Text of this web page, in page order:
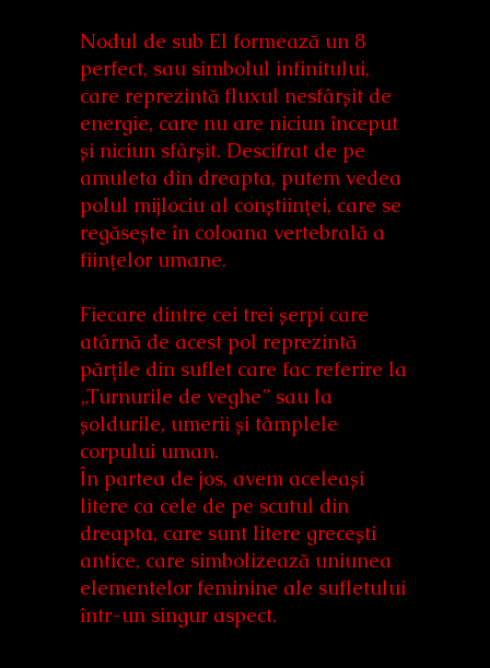
Nodul de sub El formează un 8
perfect, sau simbolul infinitului,
care reprezintă fluxul nesfârșit de
energie, care nu are niciun început
și niciun sfârșit. Descifrat de pe
amuleta din dreapta, putem vedea
polul mijlociu al conștiinței, care se
regăsește în coloana vertebrală a
ființelor umane.
Fiecare dintre cei trei șerpi care
atârnă de acest pol reprezintă
părțile din suflet care fac referire la
„Turnurile de veghe” sau la
șoldurile, umerii și tâmplele
corpului uman.
În partea de jos, avem aceleași
litere ca cele de pe scutul din
dreapta, care sunt litere grecești
antice, care simbolizează uniunea
elementelor feminine ale sufletului
într-un singur aspect.